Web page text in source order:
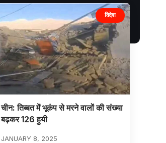
विदेश
चीन: तिब्बत में भूकंप से मरने वालों की संख्या
बढ़कर 126 हुयी
JANUARY 8, 2025